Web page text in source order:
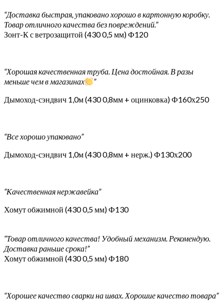
“Доставка быстрая, упаковано хорошо в картонную коробку.
Товар отличного качества без повреждений.”
Зонт-К с ветрозащитой (430 0,5 мм) Ф120
“Хорошая качественная труба. Цена достойная. В разы
меньше чем в магазинах
”
Дымоход-сэндвич 1,0м (430 0,8мм + оцинковка) Ф160х250
“Все хорошо упаковано”
Дымоход-сэндвич 1,0м (430 0,8мм + нерж.) Ф130х200
“Качественная нержавейка”
Хомут обжимной (430 0,5 мм) Ф130
“Товар отличного качества! Удобный механизм. Рекомендую.
Доставка раньше срока!”
Хомут обжимной (430 0,5 мм) Ф180
“Хорошее качество сварки на швах. Хорошие качество товара”